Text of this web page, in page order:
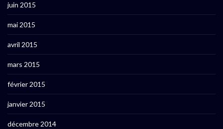
juin 2015
mai 2015
avril 2015
mars 2015
février 2015
janvier 2015
décembre 2014